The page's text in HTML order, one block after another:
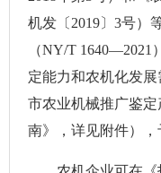
机发〔2019〕3号）
（NY/T
定能力和农机化发
市农业机械推广鉴
南》，详见附件），